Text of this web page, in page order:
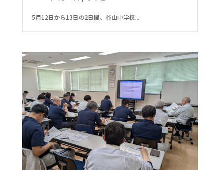
5月12日から13日の2日間、谷山中学校...